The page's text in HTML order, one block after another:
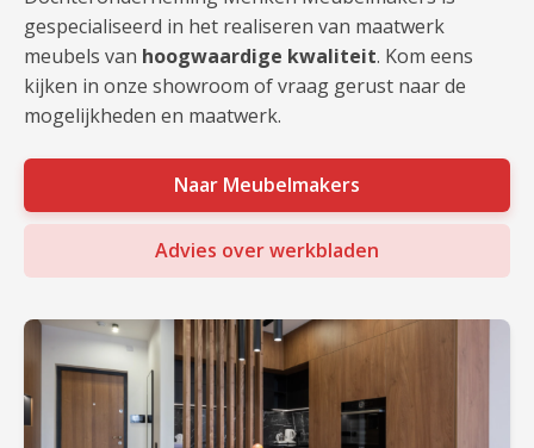
gespecialiseerd in het realiseren van maatwerk
meubels van hoogwaardige kwaliteit. Kom eens
kijken in onze showroom of vraag gerust naar de
mogelijkheden en maatwerk.
Naar Meubelmakers
Advies over werkbladen